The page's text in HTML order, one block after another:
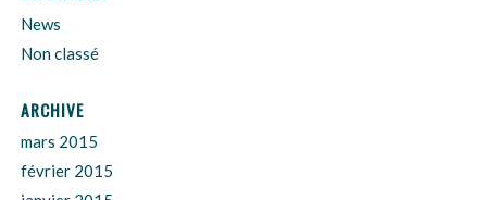
News
Non classé
ARCHIVE
mars 2015
février 2015